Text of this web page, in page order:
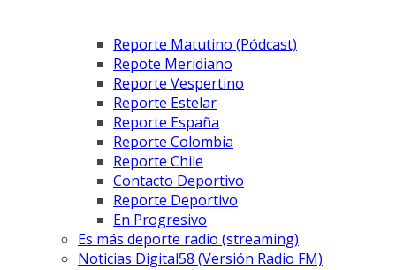
Reporte Matutino (Pódcast)
Repote Meridiano
Reporte Vespertino
Reporte Estelar
Reporte España
Reporte Colombia
Reporte Chile
Contacto Deportivo
Reporte Deportivo
En Progresivo
Es más deporte radio (streaming)
Noticias Digital58 (Versión Radio FM)